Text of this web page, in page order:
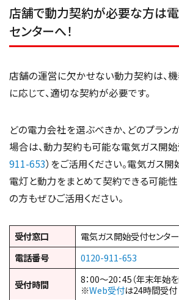
店舗で動力契約が必要な方は
センターへ！
店舗の運営に欠かせない動力契約は、
に応じて、適切な契約が必要です。
どの電力会社を選ぶべきか、どのプラン
場合は、動力契約も可能な電気ガス開始
911-653）をご活用ください。電気ガス
電灯と動力をまとめて契約できる可能性
の方もぜひご活用ください。
受付窓口
電気ガス開始受付センター
電話番号
0120-911-653
受付時間
8：00～20：45（年末年始を
※Web受付は24時間受付